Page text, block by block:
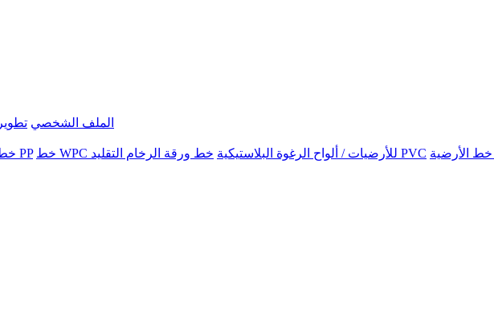
الملف الشخصي تطوير
خط إنتاج الأرضيات PP خط WPC للأرضيات / ألواح الرغوة البلاستيكية خط ورقة الرخام التقليد PVC